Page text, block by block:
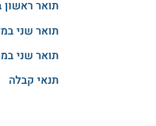
תואר ראשון
תואר שני
תואר שני
תנאי קבלה